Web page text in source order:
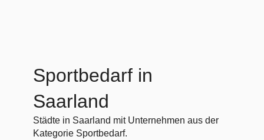
Sportbedarf in
Saarland
Städte in Saarland mit Unternehmen aus der
Kategorie Sportbedarf.